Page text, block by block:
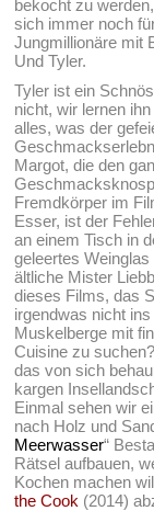
bekocht zu
sich immer noch
Jungmillionäre mit
Und Tyler.
Tyler ist ein
nicht, wir lernen
alles, was der
Margot, die den
Fremdkörper im
Esser, ist der
an einem Tisch in
geleertes
ältliche Mister
dieses Films, das
irgendwas nicht
Muskelberge mit
Cuisine zu
das von sich
kargen
Einmal sehen wir
nach Holz und
Meerwasser“
Rätsel aufbauen,
Kochen machen
the Cook (2014)